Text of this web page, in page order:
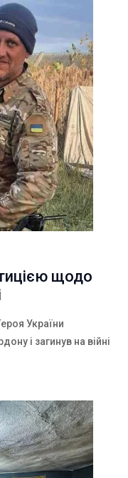
щодо
України
і загинув на війні